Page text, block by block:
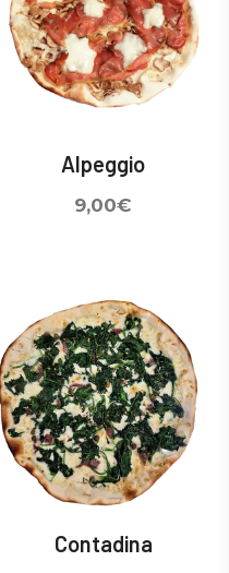
Alpeggio
9,00€
Contadina